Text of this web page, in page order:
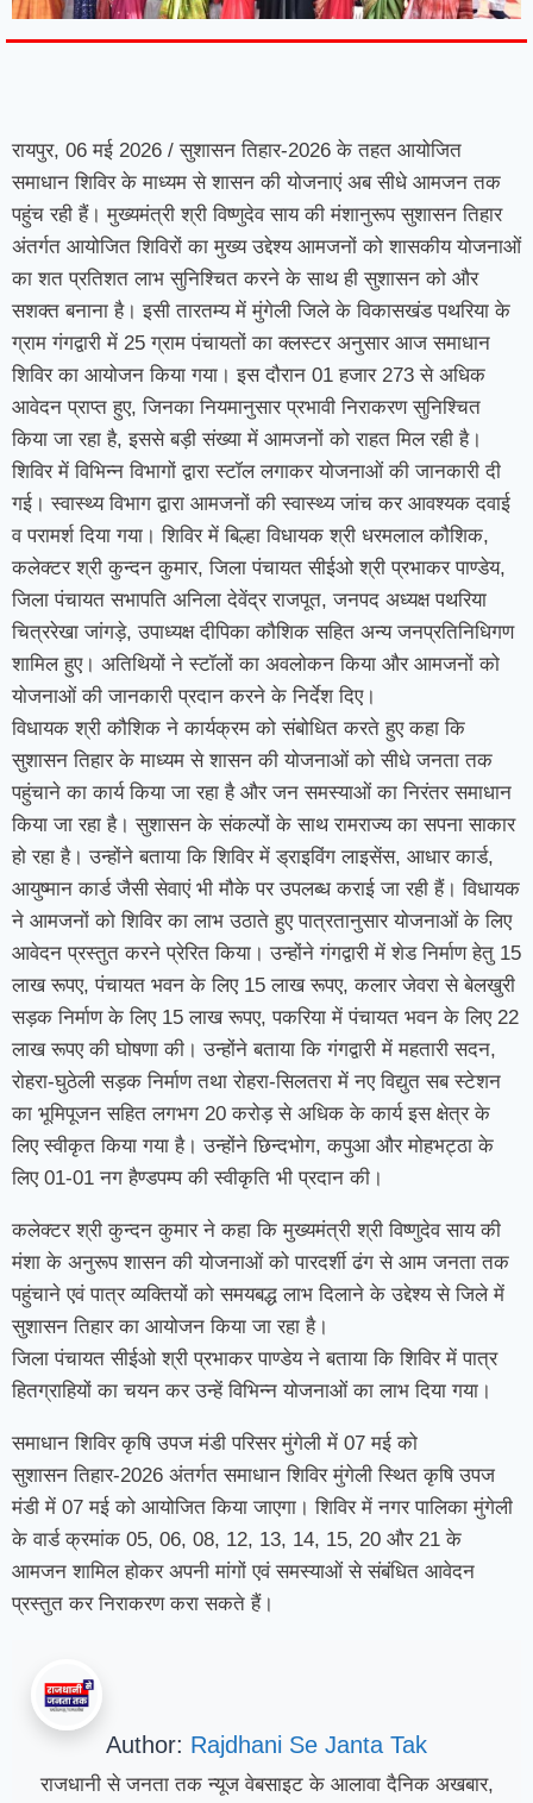
रायपुर, 06 मई 2026 / सुशासन तिहार-2026 के तहत आयोजित
समाधान शिविर के माध्यम से शासन की योजनाएं अब सीधे आमजन तक
पहुंच रही हैं। मुख्यमंत्री श्री विष्णुदेव साय की मंशानुरूप सुशासन तिहार
अंतर्गत आयोजित शिविरों का मुख्य उद्देश्य आमजनों को शासकीय योजनाओं
का शत प्रतिशत लाभ सुनिश्चित करने के साथ ही सुशासन को और
सशक्त बनाना है। इसी तारतम्य में मुंगेली जिले के विकासखंड पथरिया के
ग्राम गंगद्वारी में 25 ग्राम पंचायतों का क्लस्टर अनुसार आज समाधान
शिविर का आयोजन किया गया। इस दौरान 01 हजार 273 से अधिक
आवेदन प्राप्त हुए, जिनका नियमानुसार प्रभावी निराकरण सुनिश्चित
किया जा रहा है, इससे बड़ी संख्या में आमजनों को राहत मिल रही है।
शिविर में विभिन्न विभागों द्वारा स्टॉल लगाकर योजनाओं की जानकारी दी
गई। स्वास्थ्य विभाग द्वारा आमजनों की स्वास्थ्य जांच कर आवश्यक दवाई
व परामर्श दिया गया। शिविर में बिल्हा विधायक श्री धरमलाल कौशिक,
कलेक्टर श्री कुन्दन कुमार, जिला पंचायत सीईओ श्री प्रभाकर पाण्डेय,
जिला पंचायत सभापति अनिला देवेंद्र राजपूत, जनपद अध्यक्ष पथरिया
चित्ररेखा जांगड़े, उपाध्यक्ष दीपिका कौशिक सहित अन्य जनप्रतिनिधिगण
शामिल हुए। अतिथियों ने स्टॉलों का अवलोकन किया और आमजनों को
योजनाओं की जानकारी प्रदान करने के निर्देश दिए।
विधायक श्री कौशिक ने कार्यक्रम को संबोधित करते हुए कहा कि
सुशासन तिहार के माध्यम से शासन की योजनाओं को सीधे जनता तक
पहुंचाने का कार्य किया जा रहा है और जन समस्याओं का निरंतर समाधान
किया जा रहा है। सुशासन के संकल्पों के साथ रामराज्य का सपना साकार
हो रहा है। उन्होंने बताया कि शिविर में ड्राइविंग लाइसेंस, आधार कार्ड,
आयुष्मान कार्ड जैसी सेवाएं भी मौके पर उपलब्ध कराई जा रही हैं। विधायक
ने आमजनों को शिविर का लाभ उठाते हुए पात्रतानुसार योजनाओं के लिए
आवेदन प्रस्तुत करने प्रेरित किया। उन्होंने गंगद्वारी में शेड निर्माण हेतु 15
लाख रूपए, पंचायत भवन के लिए 15 लाख रूपए, कलार जेवरा से बेलखुरी
सड़क निर्माण के लिए 15 लाख रूपए, पकरिया में पंचायत भवन के लिए 22
लाख रूपए की घोषणा की। उन्होंने बताया कि गंगद्वारी में महतारी सदन,
रोहरा-घुठेली सड़क निर्माण तथा रोहरा-सिलतरा में नए विद्युत सब स्टेशन
का भूमिपूजन सहित लगभग 20 करोड़ से अधिक के कार्य इस क्षेत्र के
लिए स्वीकृत किया गया है। उन्होंने छिन्दभोग, कपुआ और मोहभट्ठा के
लिए 01-01 नग हैण्डपम्प की स्वीकृति भी प्रदान की।
कलेक्टर श्री कुन्दन कुमार ने कहा कि मुख्यमंत्री श्री विष्णुदेव साय की
मंशा के अनुरूप शासन की योजनाओं को पारदर्शी ढंग से आम जनता तक
पहुंचाने एवं पात्र व्यक्तियों को समयबद्ध लाभ दिलाने के उद्देश्य से जिले में
सुशासन तिहार का आयोजन किया जा रहा है।
जिला पंचायत सीईओ श्री प्रभाकर पाण्डेय ने बताया कि शिविर में पात्र
हितग्राहियों का चयन कर उन्हें विभिन्न योजनाओं का लाभ दिया गया।
समाधान शिविर कृषि उपज मंडी परिसर मुंगेली में 07 मई को
सुशासन तिहार-2026 अंतर्गत समाधान शिविर मुंगेली स्थित कृषि उपज
मंडी में 07 मई को आयोजित किया जाएगा। शिविर में नगर पालिका मुंगेली
के वार्ड क्रमांक 05, 06, 08, 12, 13, 14, 15, 20 और 21 के
आमजन शामिल होकर अपनी मांगों एवं समस्याओं से संबंधित आवेदन
प्रस्तुत कर निराकरण करा सकते हैं।
Author: Rajdhani Se Janta Tak
राजधानी से जनता तक न्यूज वेबसाइट के आलावा दैनिक अखबार,